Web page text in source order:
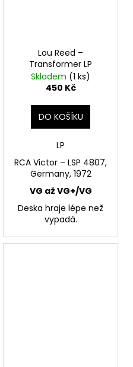
Lou Reed –
Transformer LP
Skladem (1 ks)
450 Kč
DO KOŠÍKU
LP
RCA Victor – LSP 4807,
Germany, 1972
VG až VG+/VG
Deska hraje lépe než
vypadá.